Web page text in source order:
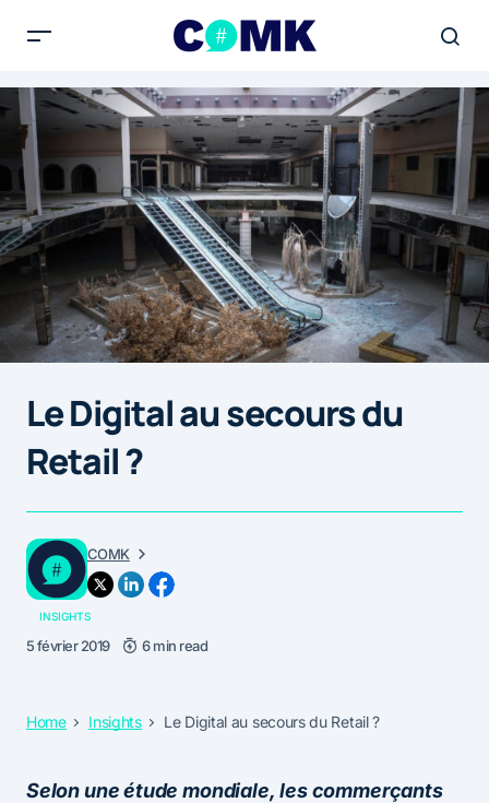
Le Digital au secours du
Retail ?
COMK
INSIGHTS
5 février 2019 6 min read
Home Insights Le Digital au secours du Retail ?
Selon une étude mondiale, les commerçants